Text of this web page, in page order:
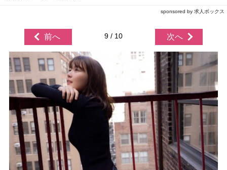
sponsored by 求人ボックス
前へ 9 / 10 次へ